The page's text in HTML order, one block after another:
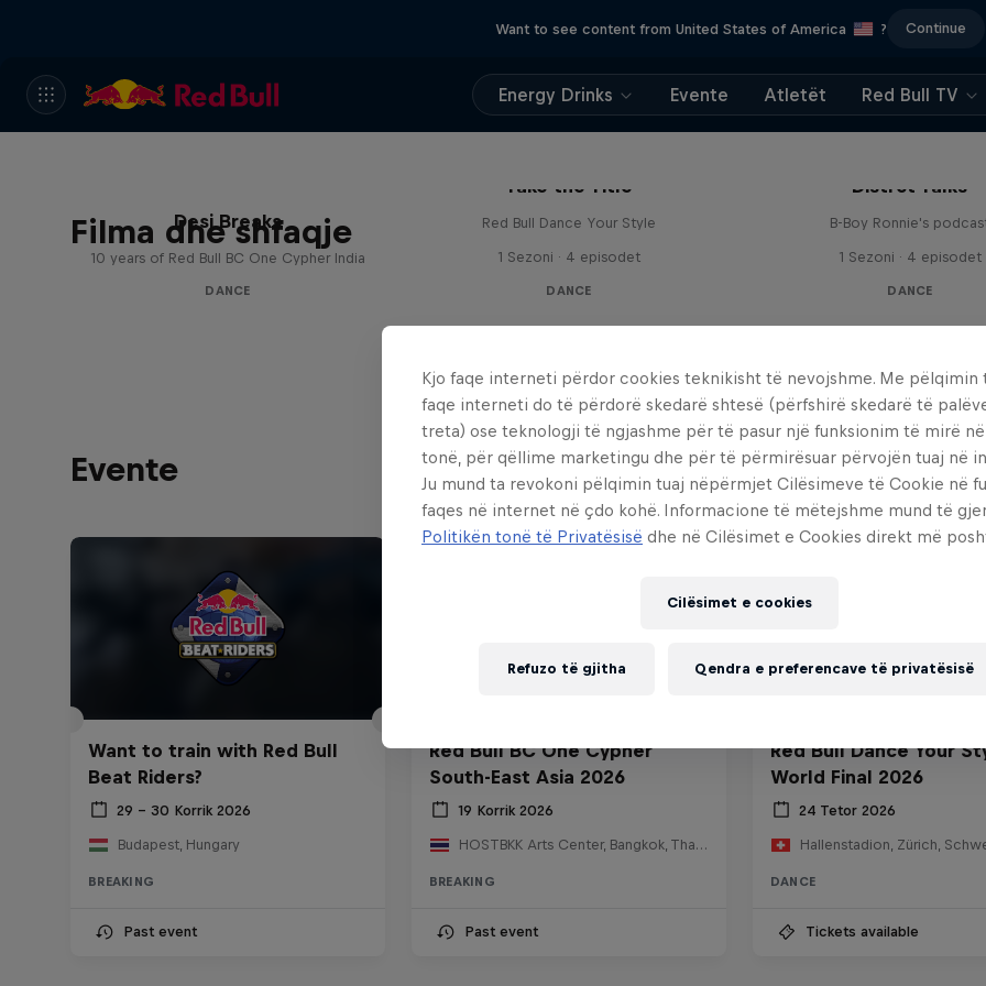
Want to see content from United States of America ? Continue
Energy Drinks Evente Atletët Red Bull TV
Filma dhe shfaqje
Desi Breaks
10 years of Red Bull BC One Cypher India
DANCE
Take the Title
Red Bull Dance Your Style
1 Sezoni · 4 episodet
DANCE
Distrct Talks
B-Boy Ronnie's
1 Sezoni · 4 episodet
DANCE
Evente
Want to train with Red Bull
Beat Riders?
29 – 30 Korrik 2026
Budapest, Hungary
BREAKING
Past event
Red Bull BC One Cypher
South-East Asia 2026
19 Korrik 2026
HOSTBKK Arts Center, Bangkok, Thailand
BREAKING
Past event
Red Bull Dance Your
World Final 2026
24 Tetor 2026
Hallenstadion, Zürich,
DANCE
Tickets available
Kjo faqe interneti përdor cookies teknikisht të nevojshme. Me pëlqimin
faqe interneti do të përdorë skedarë shtesë (përfshirë skedarë të
treta) ose teknologji të ngjashme për të pasur një funksionim të mirë
tonë, për qëllime marketingu dhe për të përmirësuar përvojën tuaj në
Ju mund ta revokoni pëlqimin tuaj nëpërmjet Cilësimeve të Cookie në
faqes në internet në çdo kohë. Informacione të mëtejshme mund të
Politikën tonë të Privatësisë dhe në Cilësimet e Cookies direkt më
Cilësimet e cookies
Refuzo të gjitha Qendra e preferencave të privatësisë